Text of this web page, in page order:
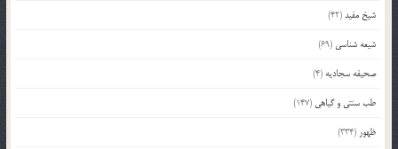
شیخ مفید(42)
شیعه شناسی (69)
صحیفه سجادیه (4)
طب سنتی و گیاهی (147)
ظهور (334)